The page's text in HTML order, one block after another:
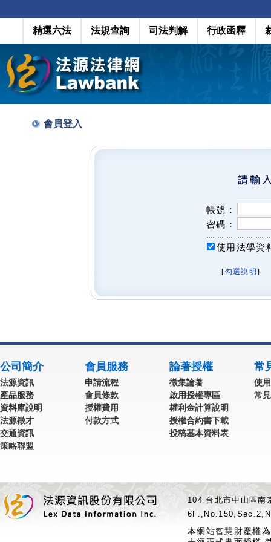
精選六法 法規查詢 司法判解 行政函釋
會員登入
帳號：
密碼：
使用法學資
[勾選說明 ]
公司簡介
法源資訊
產品服務
資料庫說明
法源徵才
交通資訊
策略聯盟
會員服務
申請流程
會員條款
授權費用
付款方式
論著授權
徵集論著
啟用授權專區
權利金計算說明
授權合約書下載
投稿基本資料表
常
使
常
104 台北市中山區
本網站智慧財產權